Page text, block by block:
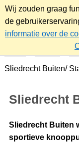
Wij zouden graag
de
informatie over de
Sliedrecht Buiten/
Sliedrecht
Sliedrecht Buiten
sportieve